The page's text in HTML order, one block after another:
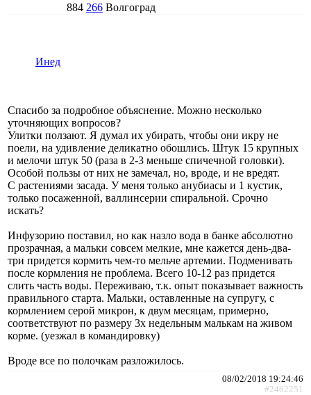
884 266 Волгоград
Инед
Спасибо за подробное объяснение. Можно несколько
уточняющих вопросов?
Улитки ползают. Я думал их убирать, чтобы они икру не
поели, на удивление деликатно обошлись. Штук 15 крупных
и мелочи штук 50 (раза в 2-3 меньше спичечной головки).
Особой пользы от них не замечал, но, вроде, и не вредят.
С растениями засада. У меня только анубиасы и 1 кустик,
только посаженной, валлинсерии спиральной. Срочно
искать?
Инфузорию поставил, но как назло вода в банке абсолютно
прозрачная, а мальки совсем мелкие, мне кажется день-два-
три придется кормить чем-то мельче артемии. Подменивать
после кормления не проблема. Всего 10-12 раз придется
слить часть воды. Переживаю, т.к. опыт показывает важность
правильного старта. Мальки, оставленные на супругу, с
кормлением серой микрон, к двум месяцам, примерно,
соответствуют по размеру 3х недельным малькам на живом
корме. (уезжал в командировку)
Вроде все по полочкам разложилось.
08/02/2018 19:24:46
#2462251